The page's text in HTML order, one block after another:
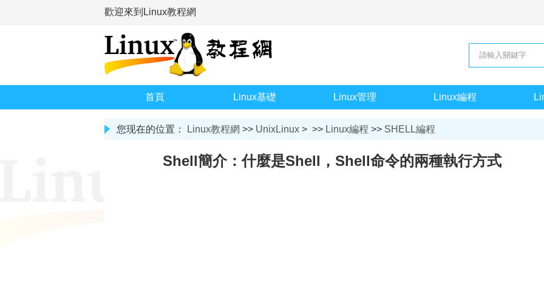
歡迎來到Linux教程網
首頁 Linux基礎 Linux管理 Linux編程
您现在的位置： Linux教程網 >> UnixLinux > >> Linux編程 >> SHELL編程
Shell簡介：什麼是Shell，Shell命令的兩種執行方式